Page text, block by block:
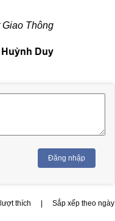
Giao Thông
Huỳnh Duy
Đăng nhập
thích | Sắp xếp theo ngày